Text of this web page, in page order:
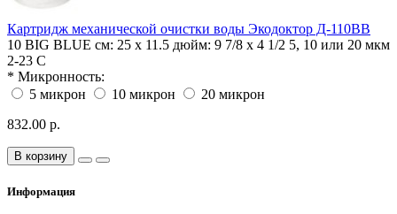
Картридж механической очистки воды Экодоктор Д-110BB
10 BIG BLUE см: 25 х 11.5 дюйм: 9 7/8 x 4 1/2 5, 10 или 20 мкм
2-23 С
* Микронность:
5 микрон
10 микрон
20 микрон
832.00 р.
В корзину
Информация